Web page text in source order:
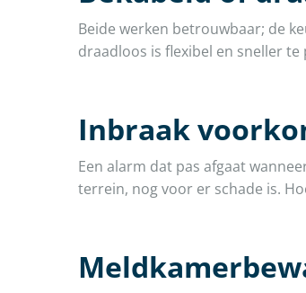
Beide werken betrouwbaar; de
draadloos is flexibel en sneller
Inbraak
Een alarm dat pas afgaat
terrein, nog voor er schade is.